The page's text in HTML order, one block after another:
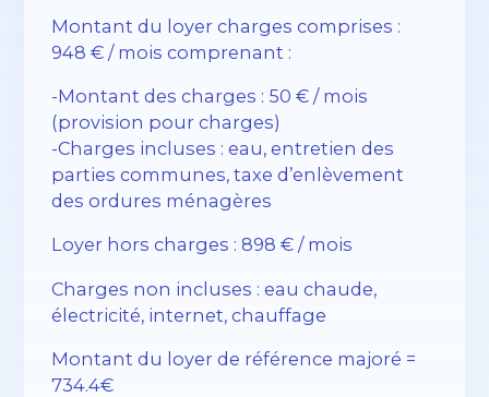
Montant du loyer charges comprises :
948 € / mois comprenant :
-Montant des charges : 50 € / mois
(provision pour charges)
-Charges incluses : eau, entretien des
parties communes, taxe d’enlèvement
des ordures ménagères
Loyer hors charges : 898 € / mois
Charges non incluses : eau chaude,
électricité, internet, chauffage
Montant du loyer de référence majoré =
734.4€